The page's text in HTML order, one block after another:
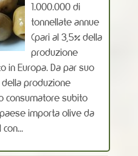
1.000.000 di
tonnellate annue
(pari al 3,5% della
produzione
in Europa. Da par suo
della produzione
consumatore subito
importa olive da